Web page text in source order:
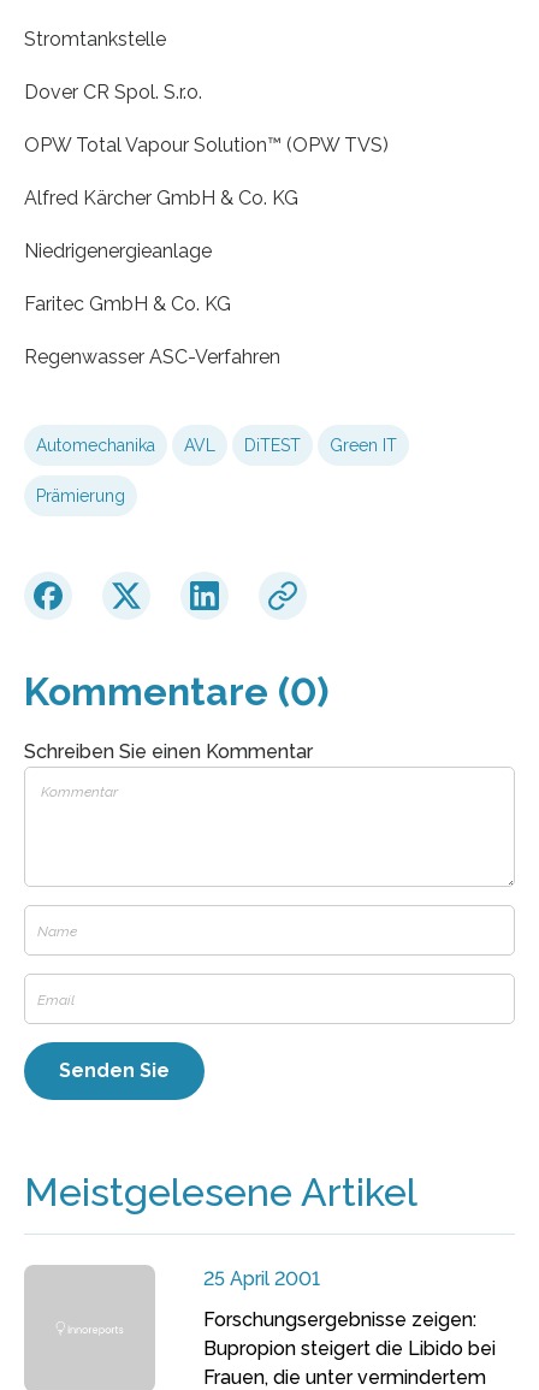
Stromtankstelle
Dover CR Spol. S.r.o.
OPW Total Vapour Solution™ (OPW TVS)
Alfred Kärcher GmbH & Co. KG
Niedrigenergieanlage
Faritec GmbH & Co. KG
Regenwasser ASC-Verfahren
Automechanika AVL DiTEST Green IT
Prämierung
Kommentare (0)
Schreiben Sie einen Kommentar
Meistgelesene Artikel
25 April 2001
Forschungsergebnisse zeigen:
Bupropion steigert die Libido bei
Frauen, die unter vermindertem